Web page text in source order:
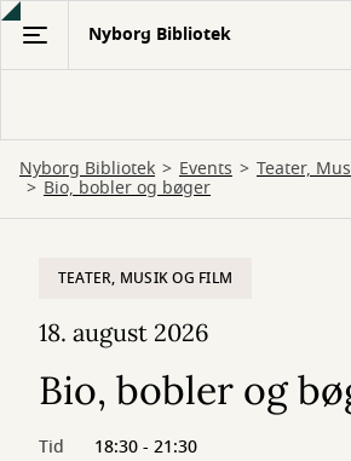
Gå
hovedindhold
Nyborg Bibliotek
Nyborg Bibliotek Events Teater,
Bio, bobler og bøger
TEATER, MUSIK OG FILM
18. august 2026
Bio, bobler og
Tid
18:30 - 21:30